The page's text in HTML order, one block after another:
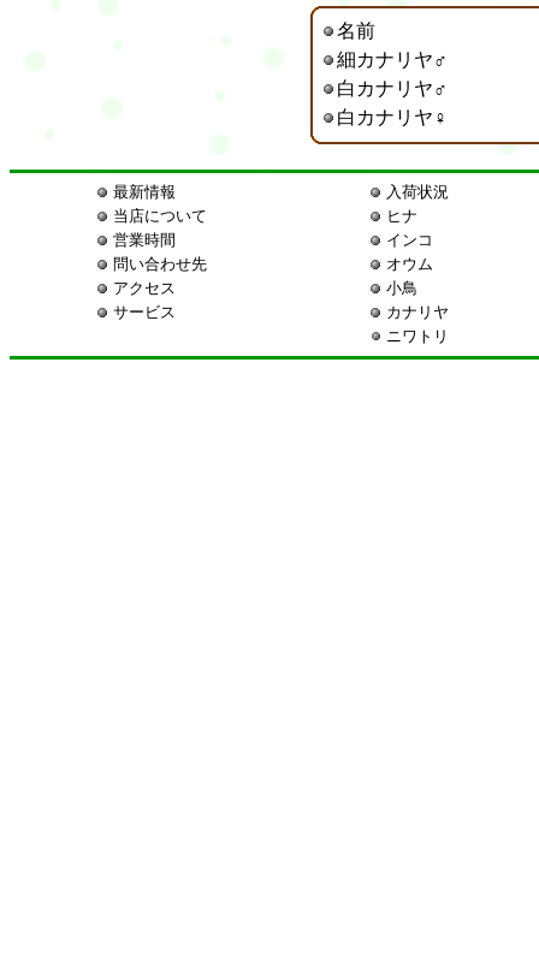
名前
細カナリヤ♂
白カナリヤ♂
白カナリヤ♀
最新情報
入荷状況
当店について
ヒナ
営業時間
インコ
問い合わせ先
オウム
アクセス
小鳥
サービス
カナリヤ
ニワトリ